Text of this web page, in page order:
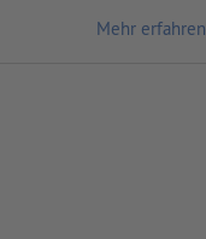
Mehr erfahren